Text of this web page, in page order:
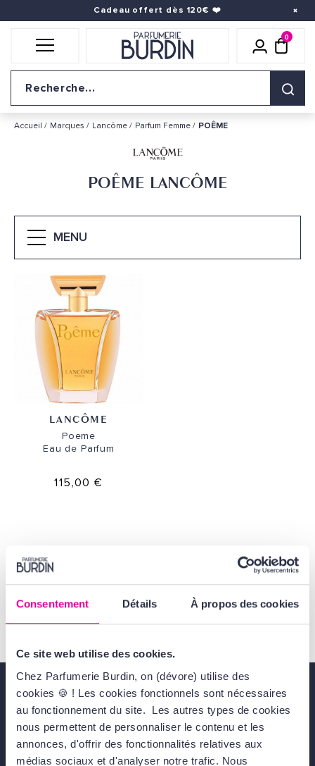
Consentement Détails À propos des cookies
Ce site web utilise des cookies.
Chez Parfumerie Burdin, on (dévore) utilise des
cookies 🍪 ! Les cookies fonctionnels sont nécessaires
au fonctionnement du site. Les autres types de cookies
nous permettent de personnaliser le contenu et les
annonces, d'offrir des fonctionnalités relatives aux
médias sociaux et d'analyser notre trafic. Nous
Accueil Marques Lancôme Parfum Femme POÊME
POÊME LANCÔME
MENU
LANCÔME
Poeme
Eau de Parfum
115,00 €
relationclient@lancome.oaccare.fr
ou écrivez à l'adresse suivante : LANCOME PARIS - 14, rue
Livraison gratuite dès 49€
Cadeau offert dès 120€ ❤️
Icône
0